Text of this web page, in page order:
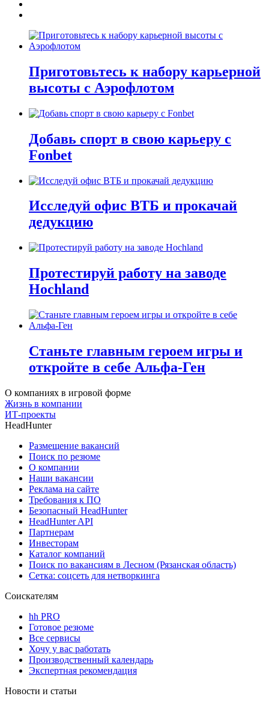
Приготовьтесь к набору карьерной
высоты с Аэрофлотом
Добавь спорт в свою карьеру с
Fonbet
Исследуй офис ВТБ и прокачай
дедукцию
Протестируй работу на заводе
Hochland
Станьте главным героем игры и
откройте в себе Альфа-Ген
О компаниях в игровой форме
Жизнь в компании
ИТ-проекты
HeadHunter
Размещение вакансий
Поиск по резюме
О компании
Наши вакансии
Реклама на сайте
Требования к ПО
Безопасный HeadHunter
HeadHunter API
Партнерам
Инвесторам
Каталог компаний
Поиск по вакансиям в Лесном (Рязанская область)
Сетка: соцсеть для нетворкинга
Соискателям
hh PRO
Готовое резюме
Все сервисы
Хочу у вас работать
Производственный календарь
Экспертная рекомендация
Новости и статьи